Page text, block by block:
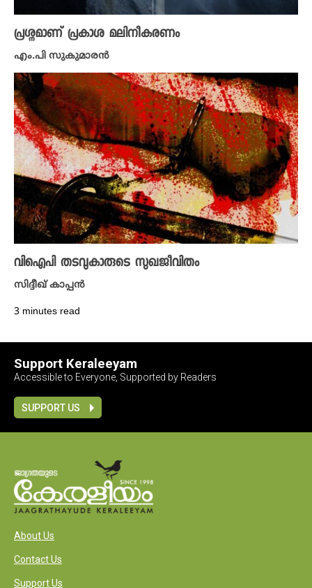
പ്രശ്നമാണ് പ്രകാശ മലിനീകരണം
എം.പി സുകുമാരൻ
വിഐപി തടവുകാരുടെ സുഖജീവിതം
സിദ്ദീഖ് കാപ്പൻ
3 minutes read
Support Keraleeyam
Accessible to Everyone, Supported by Readers
SUPPORT US
About Us
Contact Us
Support Us